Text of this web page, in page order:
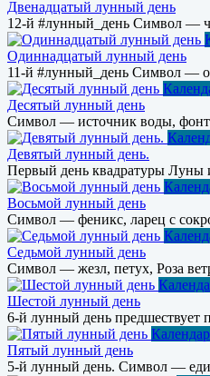
Двенадцатый лунный день
12-й #лунный_день Символ —
Одиннадцатый лунный день
11-й #лунный_день Символ —
Десятый лунный день
Символ — источник воды,
Девятый лунный день.
Первый день квадратуры
Восьмой лунный день
Символ — феникс, ларец с
Седьмой лунный день
Символ — жезл, петух, Роза
Шестой лунный день
6-й лунный день предшествует
Пятый лунный день
5-й лунный день. Символ —